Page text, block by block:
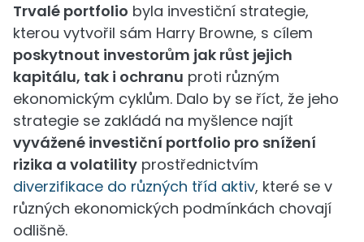
Trvalé portfolio byla investiční strategie,
kterou vytvořil sám Harry Browne, s cílem
poskytnout investorům jak růst jejich
kapitálu, tak i ochranu proti různým
ekonomickým cyklům. Dalo by se říct, že jeho
strategie se zakládá na myšlence najít
vyvážené investiční portfolio pro snížení
rizika a volatility prostřednictvím
diverzifikace do různých tříd aktiv, které se v
různých ekonomických podmínkách chovají
odlišně.